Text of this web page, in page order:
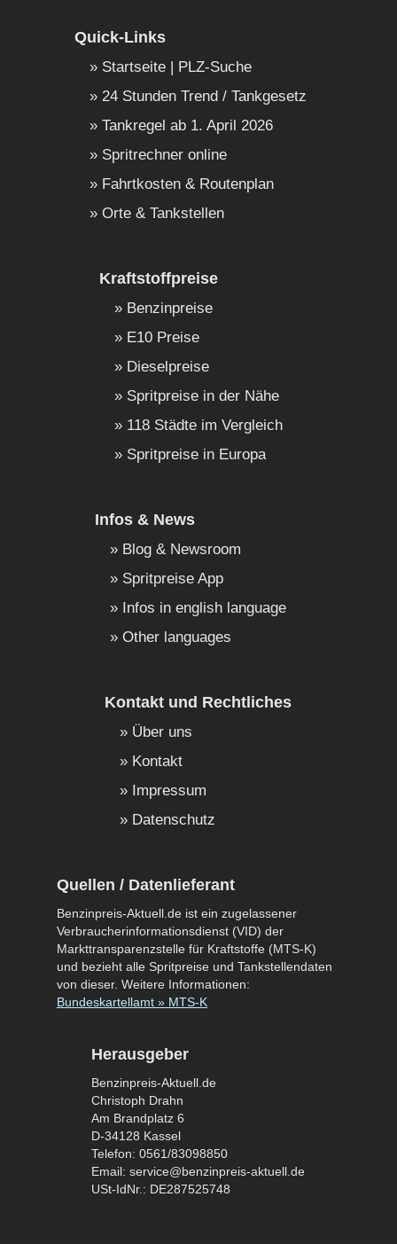
Quick-Links
Startseite | PLZ-Suche
24 Stunden Trend / Tankgesetz
Tankregel ab 1. April 2026
Spritrechner online
Fahrtkosten & Routenplan
Orte & Tankstellen
Kraftstoffpreise
Benzinpreise
E10 Preise
Dieselpreise
Spritpreise in der Nähe
118 Städte im Vergleich
Spritpreise in Europa
Infos & News
Blog & Newsroom
Spritpreise App
Infos in english language
Other languages
Kontakt und Rechtliches
Über uns
Kontakt
Impressum
Datenschutz
Quellen / Datenlieferant
Benzinpreis-Aktuell.de ist ein zugelassener
Verbraucherinformationsdienst (VID) der
Markttransparenzstelle für Kraftstoffe (MTS-K)
und bezieht alle Spritpreise und Tankstellendaten
von dieser. Weitere Informationen:
Bundeskartellamt » MTS-K
Herausgeber
Benzinpreis-Aktuell.de
Christoph Drahn
Am Brandplatz 6
D-34128 Kassel
Telefon: 0561/83098850
Email: service@benzinpreis-aktuell.de
USt-IdNr.: DE287525748